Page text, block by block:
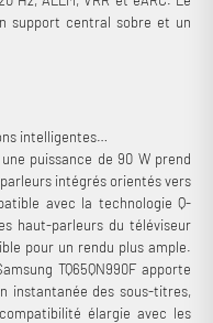
support central sobre et un
intelligentes…
puissance de 90 W prend
intégrés orientés vers
avec la technologie Q-
haut-parleurs du téléviseur
pour un rendu plus ample.
TQ65QN990F apporte
instantanée des sous-titres,
élargie avec les